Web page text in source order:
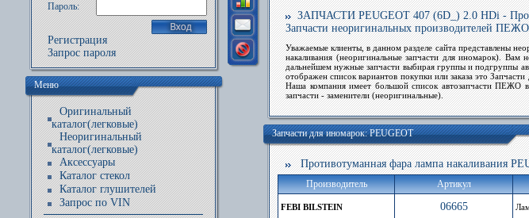
Пароль:
Регистрация
Запрос пароля
Меню
Оригинальный
каталог(легковые)
Неоригинальный
каталог(легковые)
Аксессуары
Каталог стекол
Каталог глушителей
Запрос по VIN
ЗАПЧАСТИ PEUGEOT 407 (6D_) 2.0 HDi -
Запчасти неоригинальных производителей ПЕЖО
Уважаемые клиенты, в данном разделе сайта представлены
накаливания (неоригинальныезапчастидля иномарок). Вам
дальнейшем нужныезапчастивыбирая группы и подгруппы
отображен список вариантов покупки или заказа этоЗапчасти
Наша компания имеет большой список автозапчасти ПЕЖО в
запчасти - заменители (неоригинальные).
Запчасти для иномарок: PEUGEOT
Противотуманная фара лампа накаливания
Производитель Артикул
FEBI BILSTEIN 06665